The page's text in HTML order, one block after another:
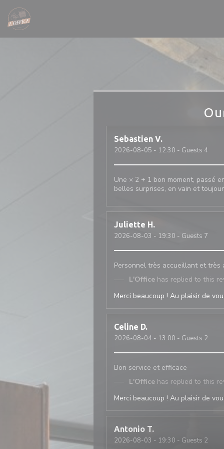
Personalizing your cookie choices
Sebastien V
2026-08-05 - 12:30 - Guests 4
Une × 2 + 1 bon moment, passé
belles surprises, en vain et
Juliette H
2026-08-03 - 19:30 - Guests 7
Personnel très accueillant et très
L'Office has replied to this
Merci beaucoup ! Au plaisir de
Celine D
2026-08-04 - 13:00 - Guests 2
Bon service et efficace
L'Office has replied to this
Merci beaucoup ! Au plaisir de
Antonio T
2026-08-03 - 19:30 - Guests 2